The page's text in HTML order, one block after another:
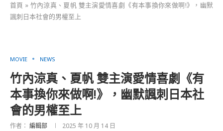
首頁 » 竹內涼真、夏帆 雙主演愛情喜劇《有本事換你來做啊!》，幽默
諷刺日本社會的男權至上
MOVIE NEWS
竹內涼真、夏帆 雙主演愛情喜劇《有
本事換你來做啊!》，幽默諷刺日本社
會的男權至上
作者： 編輯部 2025 年 10 月 14 日